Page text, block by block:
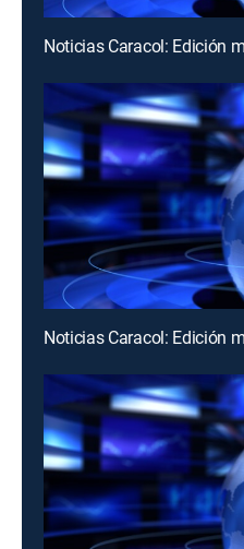
Noticias Caracol: Edición
Noticias Caracol: Edición